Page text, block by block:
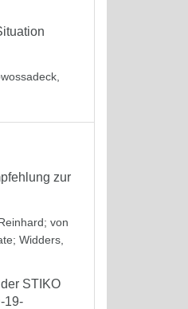
zur
; von
; Widders,
STIKO
19-